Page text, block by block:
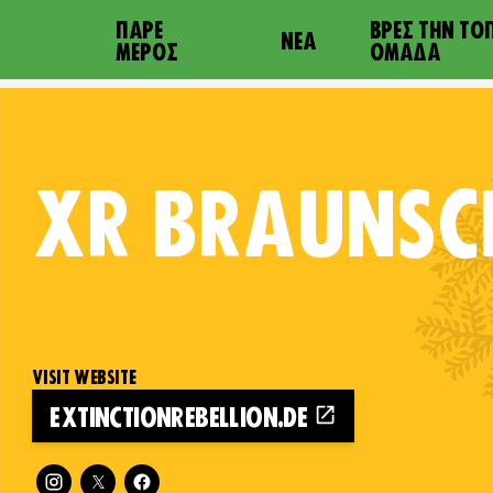
ΠΆΡΕ
ΜΈΡΟΣ
ΝΈΑ
ΒΡΕΣ ΤΗΝ
ΟΜΆΔΑ
XR
VISIT WEBSITE
EXTINCTIONREBELLION.DE
Follow XR Braunschweig on